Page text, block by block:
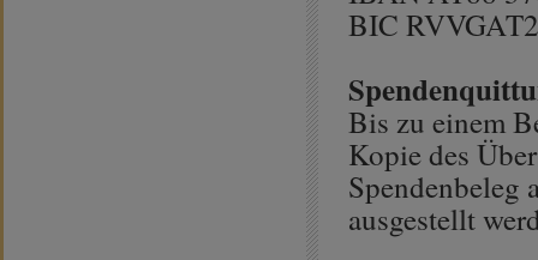
BIC
Bis zu einem
Kopie des
Spendenbeleg
ausgestellt